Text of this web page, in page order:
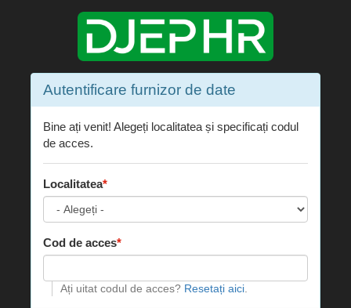
Autentificare furnizor de date
Bine ați venit! Alegeți localitatea și specificați codul
de acces.
Localitatea
Cod de acces
Ați uitat codul de acces? Resetați aici